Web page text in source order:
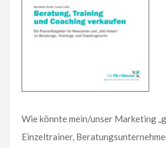
Wie könnte mein/unser Marketing
Einzeltrainer,